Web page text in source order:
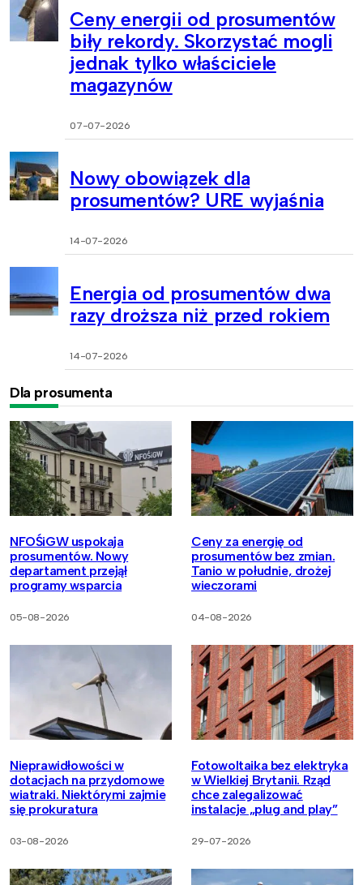
Ceny energii od prosumentów
biły rekordy. Skorzystać mogli
jednak tylko właściciele
magazynów
07-07-2026
Nowy obowiązek dla
prosumentów? URE wyjaśnia
14-07-2026
Energia od prosumentów dwa
razy droższa niż przed rokiem
14-07-2026
Dla prosumenta
NFOŚiGW uspokaja
prosumentów. Nowy
departament przejął
programy wsparcia
05-08-2026
Ceny za energię od
prosumentów bez zmian.
Tanio w południe, drożej
wieczorami
04-08-2026
Nieprawidłowości w
dotacjach na przydomowe
wiatraki. Niektórymi zajmie
się prokuratura
03-08-2026
Fotowoltaika bez elektryka
w Wielkiej Brytanii. Rząd
chce zalegalizować
instalacje „plug and play”
29-07-2026